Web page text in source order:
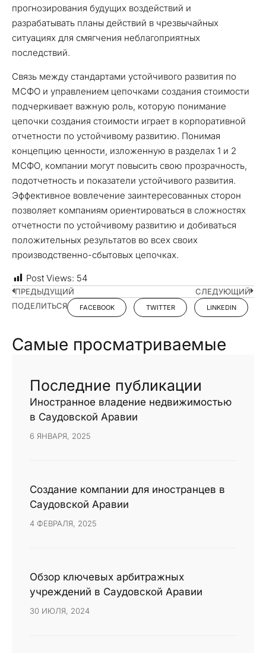
прогнозирования будущих воздействий и
разрабатывать планы действий в чрезвычайных
ситуациях для смягчения неблагоприятных
последствий.
Связь между стандартами устойчивого развития по
МСФО и управлением цепочками создания стоимости
подчеркивает важную роль, которую понимание
цепочки создания стоимости играет в корпоративной
отчетности по устойчивому развитию. Понимая
концепцию ценности, изложенную в разделах 1 и 2
МСФО, компании могут повысить свою прозрачность,
подотчетность и показатели устойчивого развития.
Эффективное вовлечение заинтересованных сторон
позволяет компаниям ориентироваться в сложностях
отчетности по устойчивому развитию и добиваться
положительных результатов во всех своих
производственно-сбытовых цепочках.
Post Views: 54
ПРЕДЫДУЩИЙ
СЛЕДУЮЩИЙ
ПОДЕЛИТЬСЯ
FACEBOOK TWITTER LINKEDIN
Самые просматриваемые
Последние публикации
Иностранное владение недвижимостью
в Саудовской Аравии
6 ЯНВАРЯ, 2025
Создание компании для иностранцев в
Саудовской Аравии
4 ФЕВРАЛЯ, 2025
Обзор ключевых арбитражных
учреждений в Саудовской Аравии
30 ИЮЛЯ, 2024